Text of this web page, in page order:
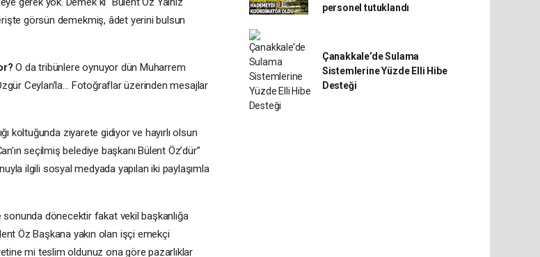
görsün demekmiş, âdet yerini bulsun
O da tribünlere oynuyor dün Muharrem
Ceylan’la… Fotoğraflar üzerinden mesajlar
koltuğunda ziyarete gidiyor ve hayırlı olsun
seçilmiş belediye başkanı Bülent Öz’dür”
ilgili sosyal medyada yapılan iki paylaşımla
sonunda dönecektir fakat vekil başkanlığa
Öz Başkana yakın olan işçi emekçi
mi teslim oldunuz ona göre pazarlıklar
personel tutuklandı
Çanakkale’de Sulama
Sistemlerine Yüzde Elli Hibe
Desteği